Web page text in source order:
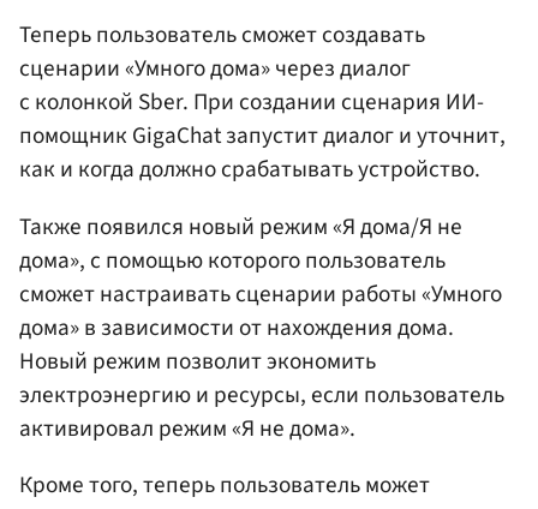
Теперь пользователь сможет создавать
сценарии «Умного дома» через диалог
с колонкой Sber. При создании сценария ИИ-
помощник GigaChat запустит диалог и уточнит,
как и когда должно срабатывать устройство.
Также появился новый режим «Я дома/Я не
дома», с помощью которого пользователь
сможет настраивать сценарии работы «Умного
дома» в зависимости от нахождения дома.
Новый режим позволит экономить
электроэнергию и ресурсы, если пользователь
активировал режим «Я не дома».
Кроме того, теперь пользователь может